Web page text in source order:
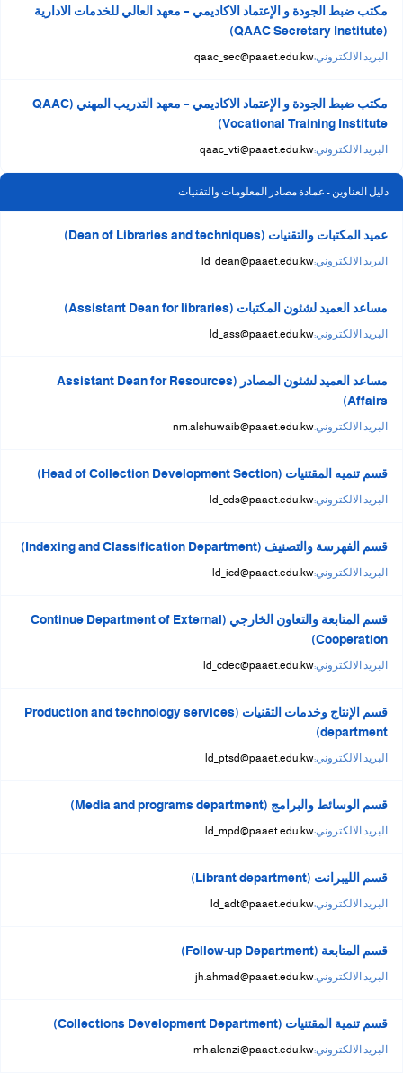
مكتب ضبط الجودة و الإعتماد الاكاديمي – معهد العالي للخدمات الادارية
(QAAC Secretary Institute)
البريد الالكتروني:qaac_sec@paaet.edu.kw
مكتب ضبط الجودة و الإعتماد الاكاديمي – معهد التدريب المهني (QAAC
Vocational Training Institute)
البريد الالكتروني:qaac_vti@paaet.edu.kw
دليل العناوين - عمادة مصادر المعلومات والتقنيات
عميد المكتبات والتقنيات (Dean of Libraries and techniques)
البريد الالكتروني:ld_dean@paaet.edu.kw
مساعد العميد لشئون المكتبات (Assistant Dean for libraries)
البريد الالكتروني:ld_ass@paaet.edu.kw
مساعد العميد لشئون المصادر (Assistant Dean for Resources
Affairs)
البريد الالكتروني:nm.alshuwaib@paaet.edu.kw
قسم تنميه المقتنيات (Head of Collection Development Section)
البريد الالكتروني:ld_cds@paaet.edu.kw
قسم الفهرسة والتصنيف (Indexing and Classification Department)
البريد الالكتروني:ld_icd@paaet.edu.kw
قسم المتابعة والتعاون الخارجي (Continue Department of External
Cooperation)
البريد الالكتروني:ld_cdec@paaet.edu.kw
قسم الإنتاج وخدمات التقنيات (Production and technology services
department)
البريد الالكتروني:ld_ptsd@paaet.edu.kw
قسم الوسائط والبرامج (Media and programs department)
البريد الالكتروني:ld_mpd@paaet.edu.kw
قسم الليبرانت (Librant department)
البريد الالكتروني:ld_adt@paaet.edu.kw
قسم المتابعة (Follow-up Department)
البريد الالكتروني:jh.ahmad@paaet.edu.kw
قسم تنمية المقتنيات (Collections Development Department)
البريد الالكتروني:mh.alenzi@paaet.edu.kw